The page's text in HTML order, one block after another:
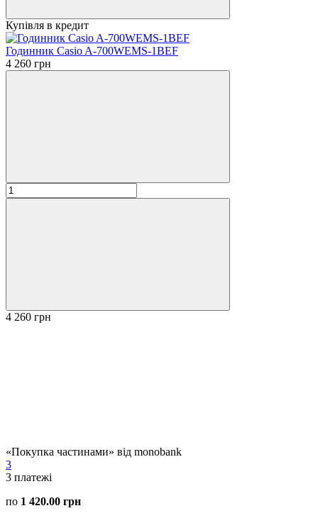
Купівля в кредит
Годинник Casio A-700WEMS-1BEF
4 260 грн
4 260 грн
«Покупка частинами» від monobank
3
3 платежі
по 1 420.00 грн